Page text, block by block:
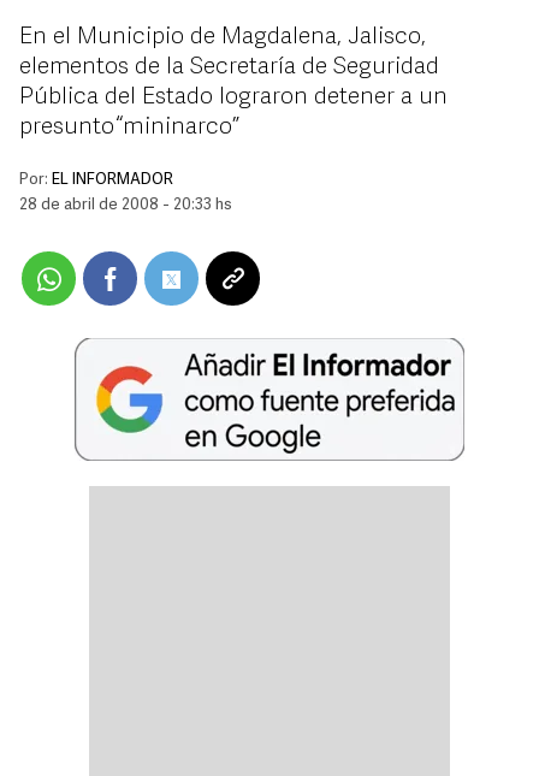
En el Municipio de Magdalena, Jalisco,
elementos de la Secretaría de Seguridad
Pública del Estado lograron detener a un
presunto “mininarco”
Por: EL INFORMADOR
28 de abril de 2008 - 20:33 hs